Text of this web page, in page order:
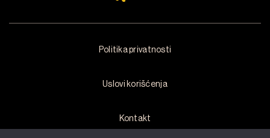
Politika privatnosti
Uslovi korišćenja
Kontakt